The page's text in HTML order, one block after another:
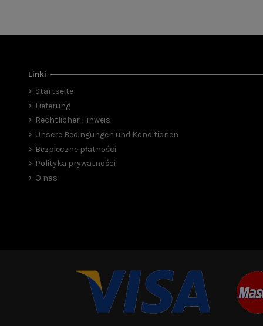
TecLine R2 TEC1 SideMount
Linki
Startseite
Lieferung
Rechtlicher Hinweis
Unsere Bedingungen und Konditionen
Bezpieczne płatności
Polityka prywatności
O nas